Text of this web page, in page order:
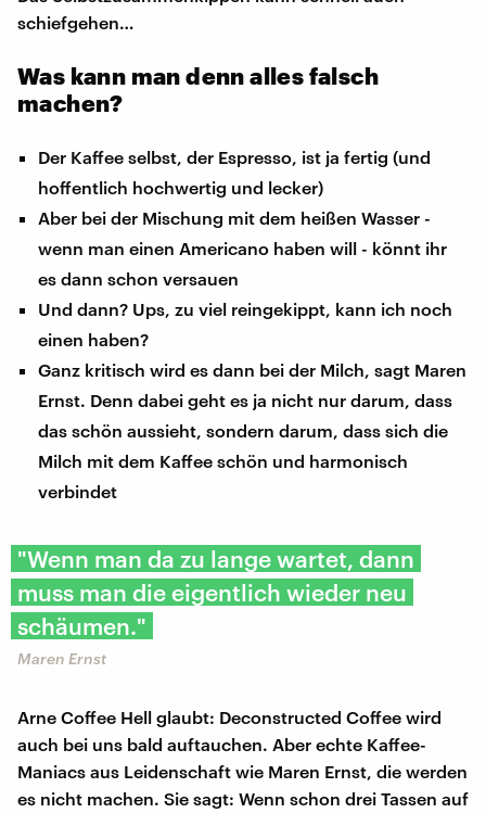
schiefgehen…
Was kann man denn alles falsch
machen?
Der Kaffee selbst, der Espresso, ist ja fertig (und
hoffentlich hochwertig und lecker)
Aber bei der Mischung mit dem heißen Wasser -
wenn man einen Americano haben will - könnt ihr
es dann schon versauen
Und dann? Ups, zu viel reingekippt, kann ich noch
einen haben?
Ganz kritisch wird es dann bei der Milch, sagt Maren
Ernst. Denn dabei geht es ja nicht nur darum, dass
das schön aussieht, sondern darum, dass sich die
Milch mit dem Kaffee schön und harmonisch
verbindet
"Wenn man da zu lange wartet, dann
muss man die eigentlich wieder neu
schäumen."
Maren Ernst
Arne Coffee Hell glaubt: Deconstructed Coffee wird
auch bei uns bald auftauchen. Aber echte Kaffee-
Maniacs aus Leidenschaft wie Maren Ernst, die werden
es nicht machen. Sie sagt: Wenn schon drei Tassen auf